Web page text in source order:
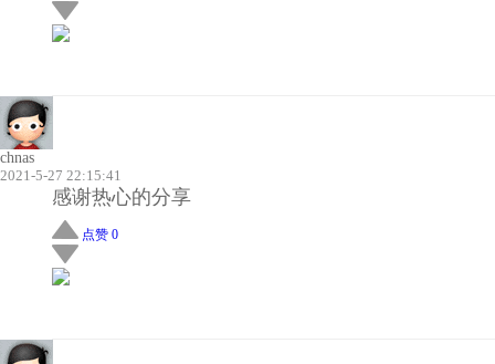
chnas
2021-5-27 22:15:41
感谢热心的分享
点赞 0